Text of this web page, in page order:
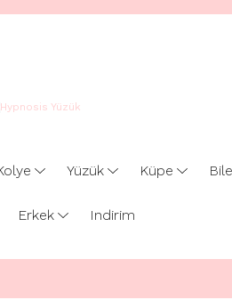
Yüzük Küpe
Erkek Indirim